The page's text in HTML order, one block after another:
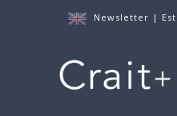
Newsletter |